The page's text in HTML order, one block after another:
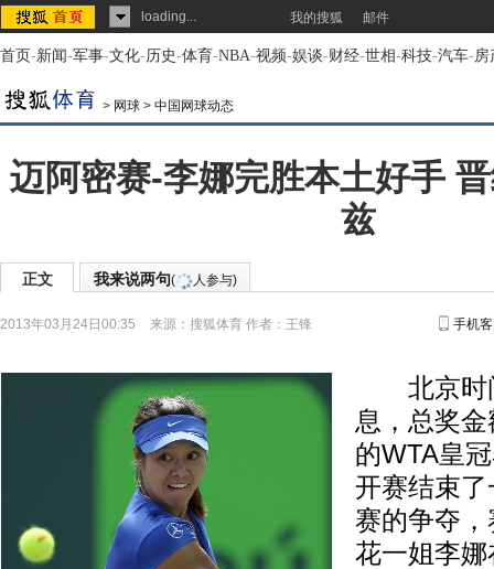
loading... 我的搜狐 邮件
首页-新闻-军事-文化-历史-体育-NBA-视频-娱谈-财经-世相-科技-汽车-房
> 网球 > 中国网球动态
迈阿密赛-李娜完胜本土好手
兹
正文 我来说两句( 人参与)
2013年03月24日00:35 来源： 搜狐体育 作者：王锋 手机
北京时
息，总奖
的WTA皇
开赛结束
赛的争夺
花一姐李